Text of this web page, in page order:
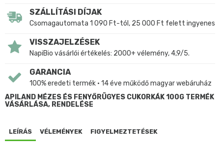
SZÁLLÍTÁSI DÍJAK
Csomagautomata 1 090 Ft-tól, 25 000 Ft felett ingyenes
VISSZAJELZÉSEK
NapiBio vásárlói értékelés: 2000+ vélemény, 4,9/5.
GARANCIA
100% eredeti termék • 14 éve működő magyar webáruház
APILAND MÉZES ÉS FENYŐRÜGYES CUKORKÁK 100G TERMÉK
VÁSÁRLÁSA, RENDELÉSE
LEÍRÁS VÉLEMÉNYEK FIGYELMEZTETÉSEK